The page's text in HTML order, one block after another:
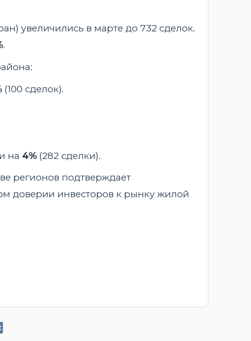
увеличились в марте до 732 сделок.
.
(100 сделок).
на 4% (282 сделки).
регионов подтверждает
доверии инвесторов к рынку жилой